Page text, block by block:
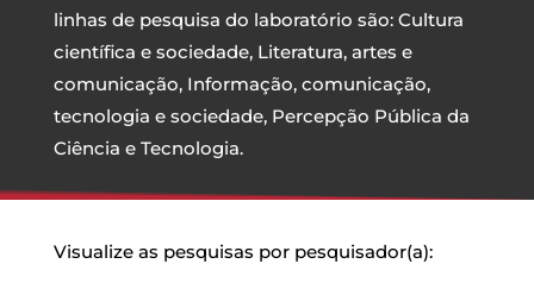
linhas de pesquisa do laboratório são: Cultura
científica e sociedade, Literatura, artes e
comunicação, Informação, comunicação,
tecnologia e sociedade, Percepção Pública da
Ciência e Tecnologia.
Visualize as pesquisas por pesquisador(a):